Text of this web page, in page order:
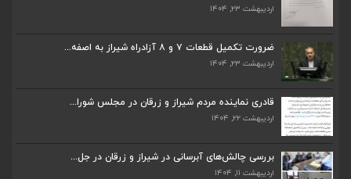
اردیبهشت ۲۳, ۱۴۰۴
ضرورت تکمیل قطعات ۷ و ۸ آزادراه شیراز به اصفه...
اردیبهشت ۲۳, ۱۴۰۴
قادری نماینده مردم شیراز و زرقان در مجلس شورا...
اردیبهشت ۲۲, ۱۴۰۴
بررسی چالش‌های آبرسانی در شیراز و زرقان در جل...
اردیبهشت ۱۱, ۱۴۰۴
ضرورت تکمیل قطعات ۷ و ۸ آزادراه شیراز به اصفه...
قادری نماینده مردم شیراز و زرقان در مجلس شورا...